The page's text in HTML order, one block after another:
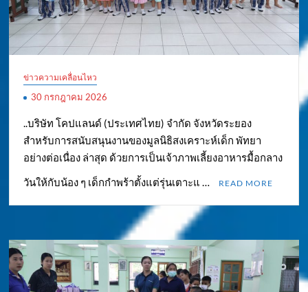
ข่าวความเคลื่อนไหว
30 กรกฎาคม 2026
..บริษัท โคปแลนด์ (ประเทศไทย) จำกัด จังหวัดระยอง
สำหรับการสนับสนุนงานของมูลนิธิสงเคราะห์เด็ก พัทยา
อย่างต่อเนื่อง ล่าสุด ด้วยการเป็นเจ้าภาพเลี้ยงอาหารมื้อกลาง
วันให้กับน้อง ๆ เด็กกำพร้าตั้งแต่รุ่นเตาะแ …
READ MORE